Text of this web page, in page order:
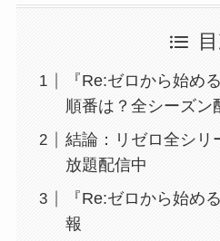
『Re:ゼロから始め
順番は？全シーズン
結論：リゼロ全シリ
放題配信中
『Re:ゼロから始め
報